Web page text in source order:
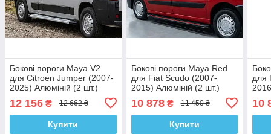
Бокові пороги Maya V2
для Citroen Jumper (2007-
2025) Алюміній (2 шт.)
12 156 ₴ 12 662 ₴
Купити
Бокові пороги Maya Red
для Fiat Scudo (2007-
2015) Алюміній (2 шт.)
10 878₴ 11 450 ₴
Купити
для
10